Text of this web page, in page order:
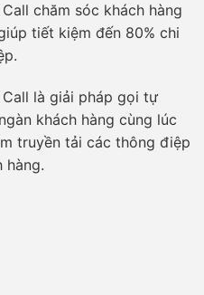
chăm sóc khách hàng
tiết kiệm đến 80% chi
là giải pháp gọi tự
khách hàng cùng lúc
truyền tải các thông điệp
hàng.